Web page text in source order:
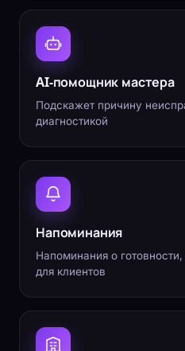
AI-помощник мастера
Подскажет причину
диагностикой
Напоминания
Напоминания о готовности,
для клиентов